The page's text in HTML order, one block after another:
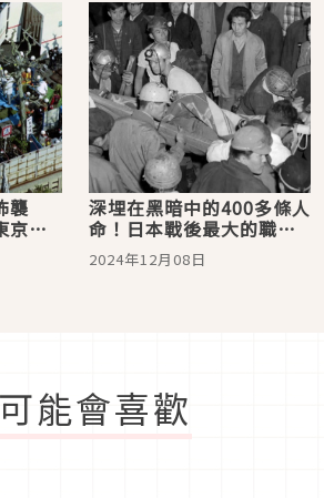
襲
京地
深埋在黑暗中的400多條人
命！日本戰後最大的職災
事故「三井三池煤礦爆炸
事件」
2024年12月08日
能會喜歡